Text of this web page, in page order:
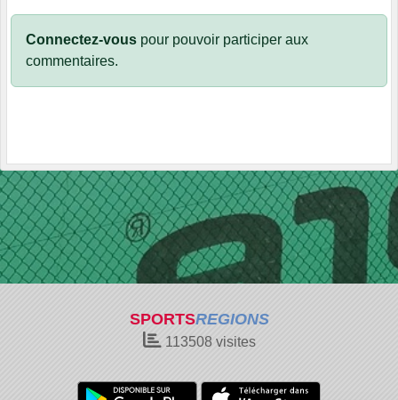
Connectez-vous pour pouvoir participer aux
commentaires.
SPORTSREGIONS
113508 visites